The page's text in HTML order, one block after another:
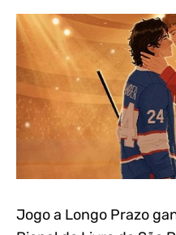
Jogo a Longo Prazo